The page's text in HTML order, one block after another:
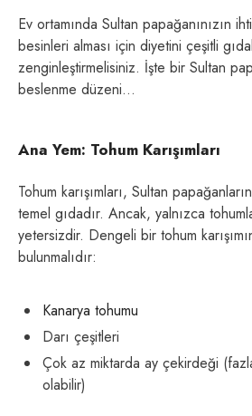
Ev ortamında Sultan papağanınızın
besinleri alması için diyetini çeşitli
zenginleştirmelisiniz. İşte bir Sultan
beslenme düzeni…
Ana Yem: Tohum Karışımları
Tohum karışımları, Sultan
temel gıdadır. Ancak, yalnızca
yetersizdir. Dengeli bir tohum
bulunmalıdır:
Kanarya tohumu
Darı çeşitleri
Çok az miktarda ay çekirdeği
olabilir)